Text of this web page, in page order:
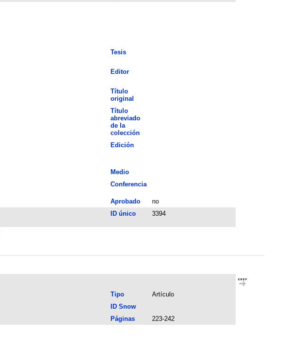
Tesis
Editor
Título
original
Título
abreviado
de la
colección
Edición
Medio
Conferencia
Aprobado
no
ID único 3394
Tipo
Artículo
ID Snow
Páginas
223-242